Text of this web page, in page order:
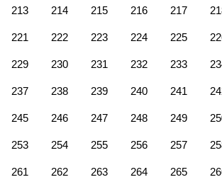
213 214 215 216 217
221 222 223 224 225
229 230 231 232 233
237 238 239 240 241
245 246 247 248 249
253 254 255 256 257
261 262 263 264 265